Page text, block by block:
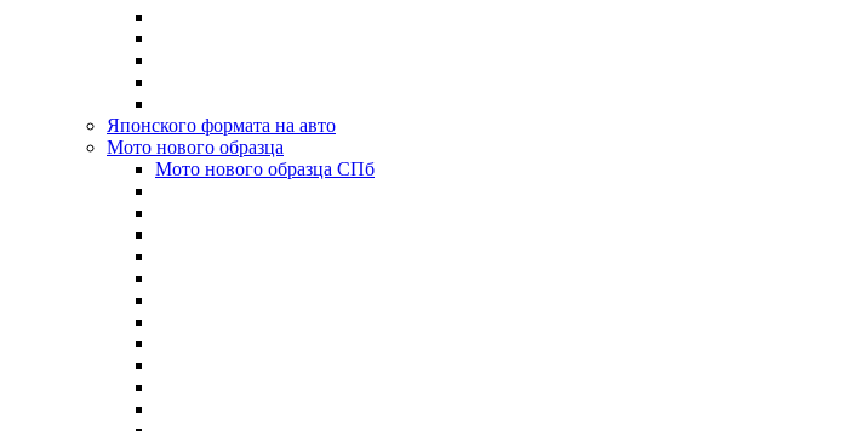
Японского формата на авто
Мото нового образца
Мото нового образца СПб